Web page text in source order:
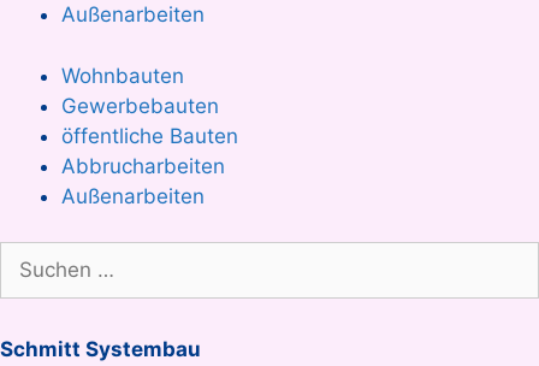
Außenarbeiten
Wohnbauten
Gewerbebauten
öffentliche Bauten
Abbrucharbeiten
Außenarbeiten
Suche
nach:
Schmitt Systembau